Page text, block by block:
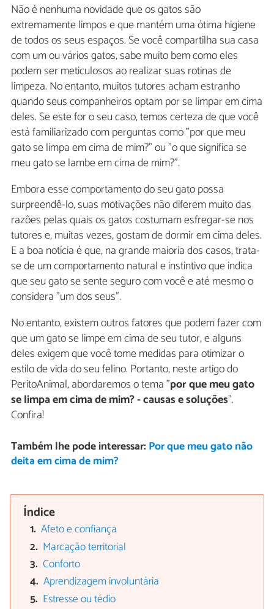
Não é nenhuma novidade que os gatos são
extremamente limpos e que mantém uma ótima higiene
de todos os seus espaços. Se você compartilha sua casa
com um ou vários gatos, sabe muito bem como eles
podem ser meticulosos ao realizar suas rotinas de
limpeza. No entanto, muitos tutores acham estranho
quando seus companheiros optam por se limpar em cima
deles. Se este for o seu caso, temos certeza de que você
está familiarizado com perguntas como "por que meu
gato se limpa em cima de mim?" ou "o que significa se
meu gato se lambe em cima de mim?".
Embora esse comportamento do seu gato possa
surpreendê-lo, suas motivações não diferem muito das
razões pelas quais os gatos costumam esfregar-se nos
tutores e, muitas vezes, gostam de dormir em cima deles.
E a boa notícia é que, na grande maioria dos casos, trata-
se de um comportamento natural e instintivo que indica
que seu gato se sente seguro com você e até mesmo o
considera "um dos seus".
No entanto, existem outros fatores que podem fazer com
que um gato se limpe em cima de seu tutor, e alguns
deles exigem que você tome medidas para otimizar o
estilo de vida do seu felino. Portanto, neste artigo do
PeritoAnimal, abordaremos o tema "por que meu gato
se limpa em cima de mim? - causas e soluções".
Confira!
Também lhe pode interessar: Por que meu gato não
deita em cima de mim?
Índice
Afeto e confiança
Marcação territorial
Conforto
Aprendizagem involuntária
Estresse ou tédio